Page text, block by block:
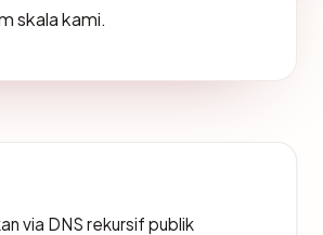
skala kami.
via DNS rekursif publik